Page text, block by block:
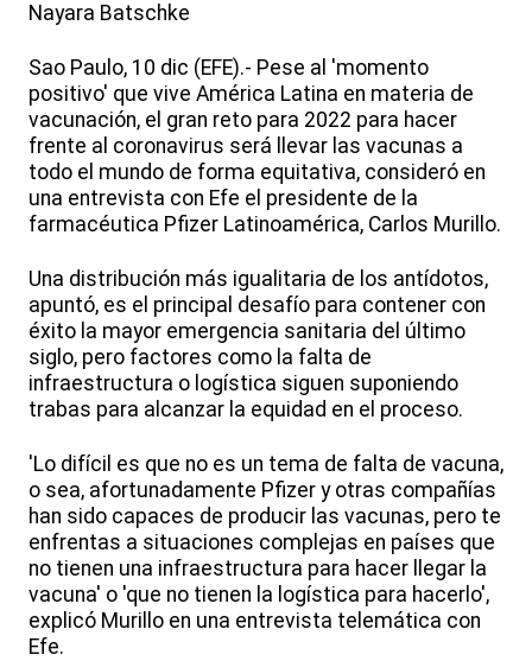
Nayara Batschke
Sao Paulo, 10 dic (EFE).- Pese al 'momento
positivo' que vive América Latina en materia de
vacunación, el gran reto para 2022 para hacer
frente al coronavirus será llevar las vacunas a
todo el mundo de forma equitativa, consideró en
una entrevista con Efe el presidente de la
farmacéutica Pfizer Latinoamérica, Carlos Murillo.
Una distribución más igualitaria de los antídotos,
apuntó, es el principal desafío para contener con
éxito la mayor emergencia sanitaria del último
siglo, pero factores como la falta de
infraestructura o logística siguen suponiendo
trabas para alcanzar la equidad en el proceso.
'Lo difícil es que no es un tema de falta de vacuna,
o sea, afortunadamente Pfizer y otras compañías
han sido capaces de producir las vacunas, pero te
enfrentas a situaciones complejas en países que
no tienen una infraestructura para hacer llegar la
vacuna' o 'que no tienen la logística para hacerlo',
explicó Murillo en una entrevista telemática con
Efe.